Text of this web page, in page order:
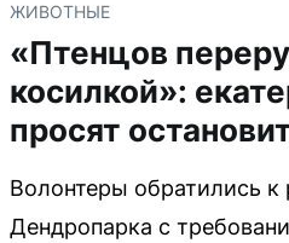
ЖИВОТНЫЕ
«Птенцов
косилкой»:
просят
Волонтеры обратились к
Дендропарка с